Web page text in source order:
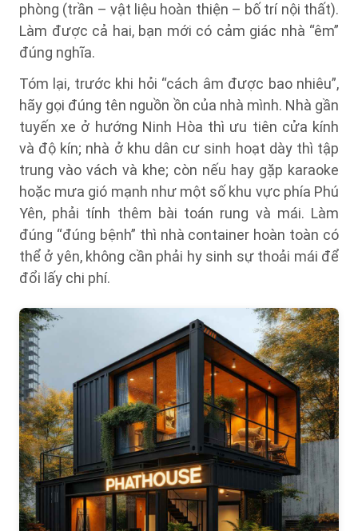
phòng (trần – vật liệu hoàn thiện – bố trí nội thất).
Làm được cả hai, bạn mới có cảm giác nhà “êm”
đúng nghĩa.
Tóm lại, trước khi hỏi “cách âm được bao nhiêu”,
hãy gọi đúng tên nguồn ồn của nhà mình. Nhà gần
tuyến xe ở hướng Ninh Hòa thì ưu tiên cửa kính
và độ kín; nhà ở khu dân cư sinh hoạt dày thì tập
trung vào vách và khe; còn nếu hay gặp karaoke
hoặc mưa gió mạnh như một số khu vực phía Phú
Yên, phải tính thêm bài toán rung và mái. Làm
đúng “đúng bệnh” thì nhà container hoàn toàn có
thể ở yên, không cần phải hy sinh sự thoải mái để
đổi lấy chi phí.